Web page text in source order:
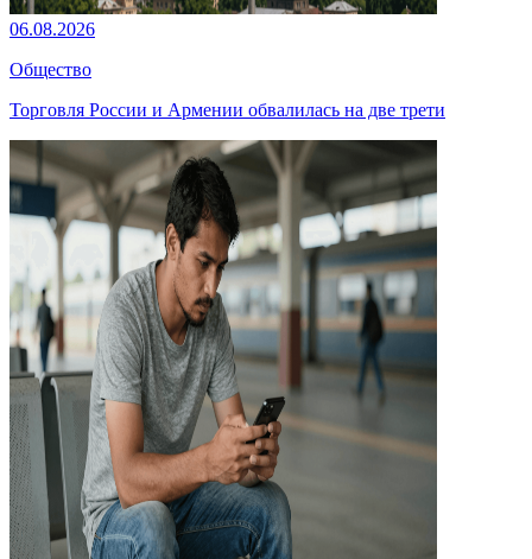
06.08.2026
Общество
Торговля России и Армении обвалилась на две трети